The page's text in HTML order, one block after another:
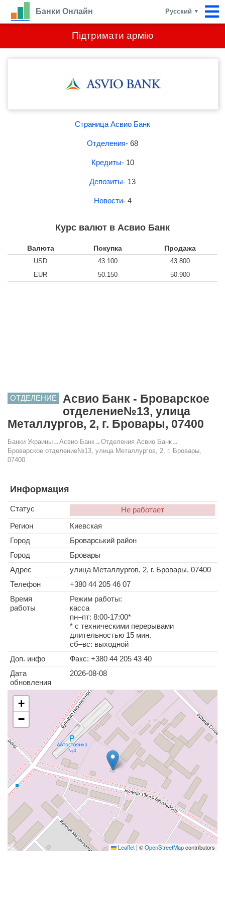
Підтримати армію
Банки Онлайн Русский ▼
Страница Асвио Банк
Отделения- 68
Кредиты- 10
Депозиты- 13
Новости- 4
Курс валют в Асвио Банк
Валюта Покупка Продажа
USD 43.100
43.800
EUR
50.150 50.900
ОТДЕЛЕНИЕ
Асвио Банк - Броварское
отделение№13, улица
Металлургов, 2, г. Бровары, 07400
Банки Украины→ Асвио Банк→ Отделения Асвио Банк→
Броварское отделение№13, улица Металлургов, 2, г. Бровары,
07400
Информация
Статус
Не работает
Регион
Киевская
Город
Броварський район
Город
Бровары
Адрес
улица Металлургов, 2, г. Бровары, 07400
Телефон
+380 44 205 46 07
Время
работы
Режим работы:
касса
пн–пт: 8:00-17:00*
* с техническими перерывами
длительностью 15 мин.
сб–вс: выходной
Доп. инфо
Факс: +380 44 205 43 40
Дата
обновления
2026-08-08
+
−
Leaflet | ©OpenStreetMapcontributors